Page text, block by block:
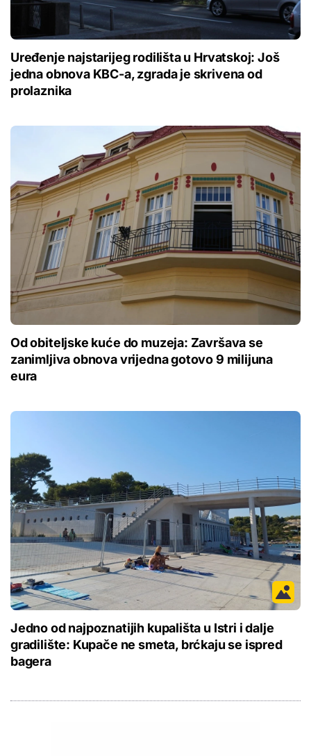
Uređenje najstarijeg rodilišta u Hrvatskoj: Još
jedna obnova KBC-a, zgrada je skrivena od
prolaznika
Od obiteljske kuće do muzeja: Završava se
zanimljiva obnova vrijedna gotovo 9 milijuna
eura
Jedno od najpoznatijih kupališta u Istri i dalje
gradilište: Kupače ne smeta, brćkaju se ispred
bagera